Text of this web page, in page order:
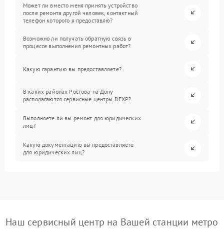
Может ли вместо меня принять устройство
после ремонта другой человек, контактный
телефон которого я предоставлю?
Возможно ли получать обратную связь в
процессе выполнения ремонтных работ?
Какую гарантию вы предоставляете?
В каких районах Ростова-на-Дону
располагаются сервисные центры DEXP?
Выполняете ли вы ремонт для юридических
лиц?
Какую документацию вы предоставляете
для юридических лиц?
Наш сервисный центр на Вашей станции метро